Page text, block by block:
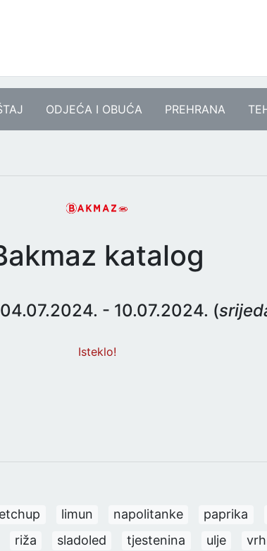
ODJEĆA I OBUĆA PREHRANA
katalog
- 10.07.2024. (
Isteklo!
limun napolitanke paprika
riža sladoled tjestenina ulje